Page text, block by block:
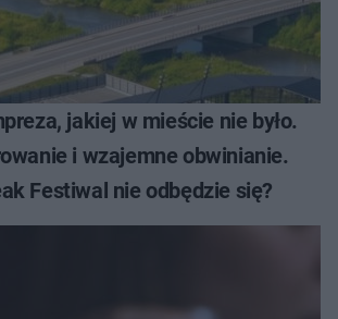
jakiej w mieście nie było.
i wzajemne obwinianie.
Festiwal nie odbędzie się?